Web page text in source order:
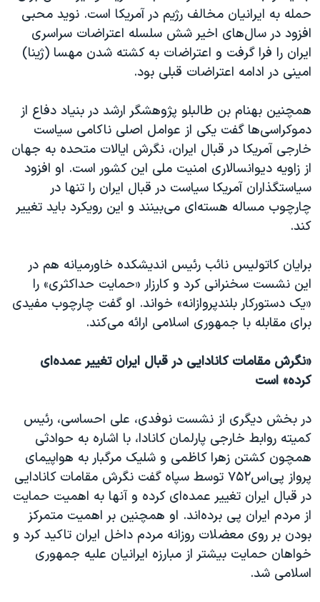
حمله به ایرانیان مخالف رژیم در آمریکا است. نوید محبی
افزود در سال‌های اخیر شش سلسله اعتراضات سراسری
ایران را فرا گرفت و اعتراضات به کشته شدن مهسا (ژینا)
امینی در ادامه اعتراضات قبلی بود.
همچنین بهنام بن طالبلو پژوهشگر ارشد در بنیاد دفاع از
دموکراسی‌ها گفت یکی از عوامل اصلی ناکامی سیاست
خارجی آمریکا در قبال ایران، نگرش ایالات متحده به جهان
از زاویه دیوانسالاری امنیت ملی این کشور است. او افزود
سیاستگذاران آمریکا سیاست در قبال ایران را تنها در
چارچوب مساله هسته‌ای می‌بینند و این رویکرد باید تغییر
کند.
برایان کاتولیس نائب رئیس اندیشکده خاورمیانه هم در
این نشست سخنرانی کرد و کارزار «حمایت حداکثری» را
«یک دستورکار بلندپروازانه» خواند. او گفت چارچوب مفیدی
برای مقابله با جمهوری اسلامی ارائه می‌کند.
«نگرش مقامات کانادایی در قبال ایران تغییر عمده‌ای
کرده» است
در بخش دیگری از نشست نوفدی، علی احساسی، رئیس
کمیته روابط خارجی پارلمان کانادا، با اشاره به حوادثی
همچون کشتن زهرا کاظمی و شلیک مرگبار به هواپیمای
پرواز پی‌اس۷۵۲ توسط سپاه گفت نگرش مقامات کانادایی
در قبال ایران تغییر عمده‌ای کرده و آنها به اهمیت حمایت
از مردم ایران پی برده‌اند. او همچنین بر اهمیت متمرکز
بودن بر روی معضلات روزانه مردم داخل ایران تاکید کرد و
خواهان حمایت بیشتر از مبارزه ایرانیان علیه جمهوری
اسلامی شد.